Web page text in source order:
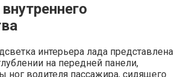
интерьера лада представлена
на передней панели,
водителя пассажира, сидящего